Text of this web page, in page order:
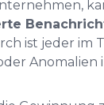
ist jeder im
Anomalien